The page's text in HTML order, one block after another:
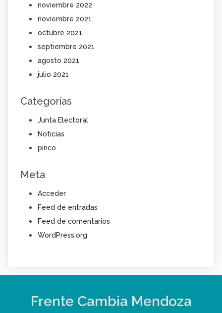
noviembre 2022
noviembre 2021
octubre 2021
septiembre 2021
agosto 2021
julio 2021
Categorías
Junta Electoral
Noticias
pinco
Meta
Acceder
Feed de entradas
Feed de comentarios
WordPress.org
Frente Cambia Mendoza